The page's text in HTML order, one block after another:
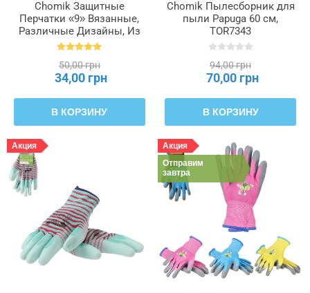
Chomik Защитные
Перчатки «9» Вязанные,
Различные Дизайны, Из
Полиэстера, Покрытые
пар, IDA3722
50,00 грн
34,00 грн
В КОРЗИНУ
Chomik Пылесборник для
пыли Papuga 60 см,
TOR7343
94,00 грн
70,00 грн
В КОРЗИНУ
Акция
Акция
Отправим
завтра